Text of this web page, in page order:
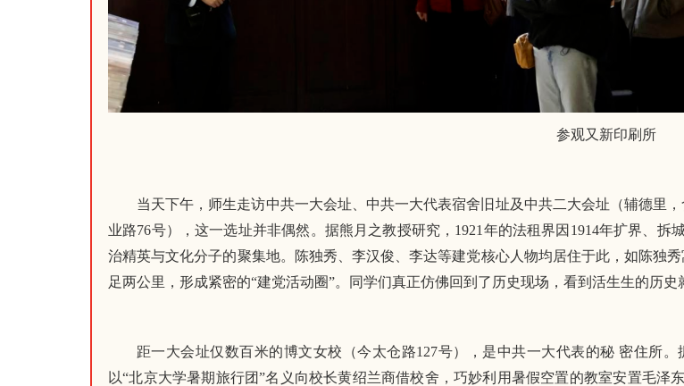
参观又新印刷所
当天下午，师生走访中共一大会址、中共一大代表宿舍旧址及中共二大会址（辅德里
业路76号），这一选址并非偶然。据熊月之教授研究，1921年的法租界因1914年扩界、
治精英与文化分子的聚集地。陈独秀、李汉俊、李达等建党核心人物均居住于此，如陈独
足两公里，形成紧密的“建党活动圈”。同学们真正仿佛回到了历史现场，看到活生生的历
距一大会址仅数百米的博文女校（今太仓路127号），是中共一大代表的秘 密住所
以“北京大学暑期旅行团”名义向校长黄绍兰商借校舍，巧妙利用暑假空置的教室安置毛